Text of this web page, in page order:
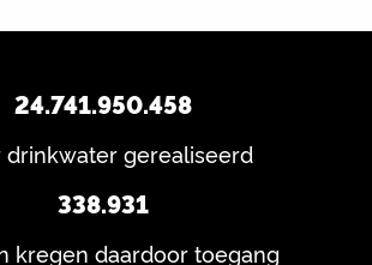
24.741.950.458
drinkwater gerealiseerd
338.931
kregen daardoor toegang